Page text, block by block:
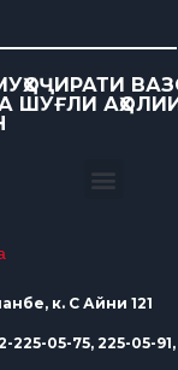
ШУҒЛИ
к. С Айни 121
225-05-75, 225-05-